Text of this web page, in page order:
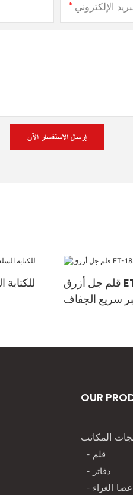
الإلكتروني
إرسال الاستفسار الآن
قلم جل أزرق ET-1848 - كتابة سلسة
سريع الجفاف
OUR
المكاتب
- قلم
- دفاتر
- عصا الغراء